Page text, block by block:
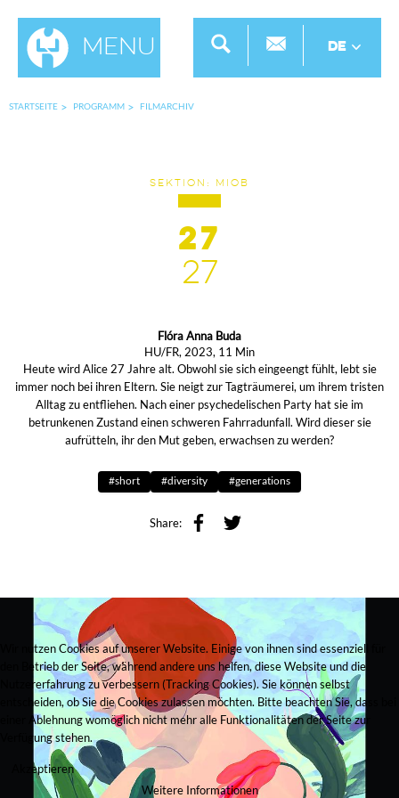
Menu DE
STARTSEITE PROGRAMM FILMARCHIV
SEKTION: MIOB
27
27
Flóra Anna Buda
HU/FR, 2023, 11 Min
Heute wird Alice 27 Jahre alt. Obwohl sie sich eingeengt fühlt, lebt sie
immer noch bei ihren Eltern. Sie neigt zur Tagträumerei, um ihrem tristen
Alltag zu entfliehen. Nach einer psychedelischen Party hat sie im
betrunkenen Zustand einen schweren Fahrradunfall. Wird dieser sie
aufrütteln, ihr den Mut geben, erwachsen zu werden?
#short #diversity #generations
Share:
Wir nutzen Cookies auf unserer Website. Einige von ihnen sind essenziell für
den Betrieb der Seite, während andere uns helfen, diese Website und die
Nutzererfahrung zu verbessern (Tracking Cookies). Sie können selbst
entscheiden, ob Sie die Cookies zulassen möchten. Bitte beachten Sie, dass bei
einer Ablehnung womöglich nicht mehr alle Funktionalitäten der Seite zur
Verfügung stehen.
Akzeptieren
Weitere Informationen